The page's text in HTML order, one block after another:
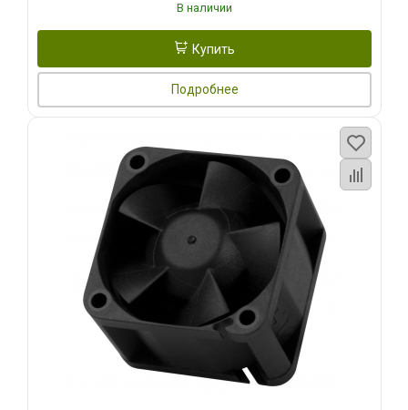
В наличии
Купить
Подробнее